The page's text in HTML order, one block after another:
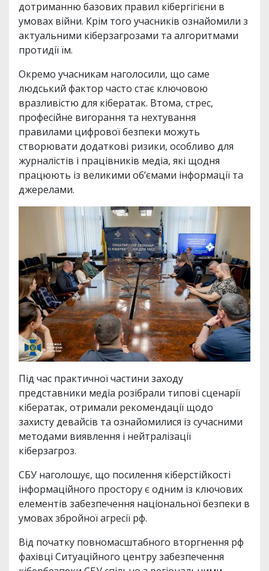
дотриманню базових правил кібергігієни в
умовах війни. Крім того учасників ознайомили з
актуальними кіберзагрозами та алгоритмами
протидії їм.
Окремо учасникам наголосили, що саме
людський фактор часто стає ключовою
вразливістю для кібератак. Втома, стрес,
професійне вигорання та нехтування
правилами цифрової безпеки можуть
створювати додаткові ризики, особливо для
журналістів і працівників медіа, які щодня
працюють із великими об’ємами інформації та
джерелами.
Під час практичної частини заходу
представники медіа розібрали типові сценарії
кібератак, отримали рекомендації щодо
захисту девайсів та ознайомилися із сучасними
методами виявлення і нейтралізації
кіберзагроз.
СБУ наголошує, що посилення кіберстійкості
інформаційного простору є одним із ключових
елементів забезпечення національної безпеки в
умовах збройної агресії рф.
Від початку повномасштабного вторгнення рф
фахівці Ситуаційного центру забезпечення